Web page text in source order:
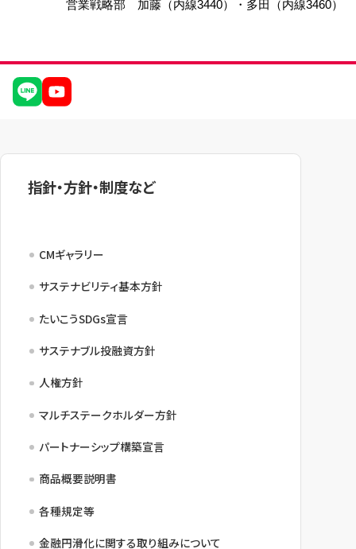
営業戦略部 加藤（内線3440）・多田（内線3460）
指針・方針・制度など
CMギャラリー
サステナビリティ基本方針
たいこうSDGs宣言
サステナブル投融資方針
人権方針
マルチステークホルダー方針
パートナーシップ構築宣言
商品概要説明書
各種規定等
金融円滑化に関する取り組みについて